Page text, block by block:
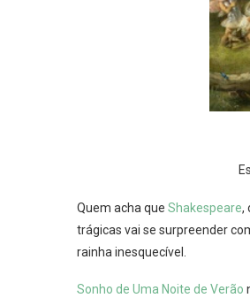
Quem acha que Shakespeare,
trágicas vai se surpreender
rainha inesquecível.
Sonho de Uma Noite de Verão